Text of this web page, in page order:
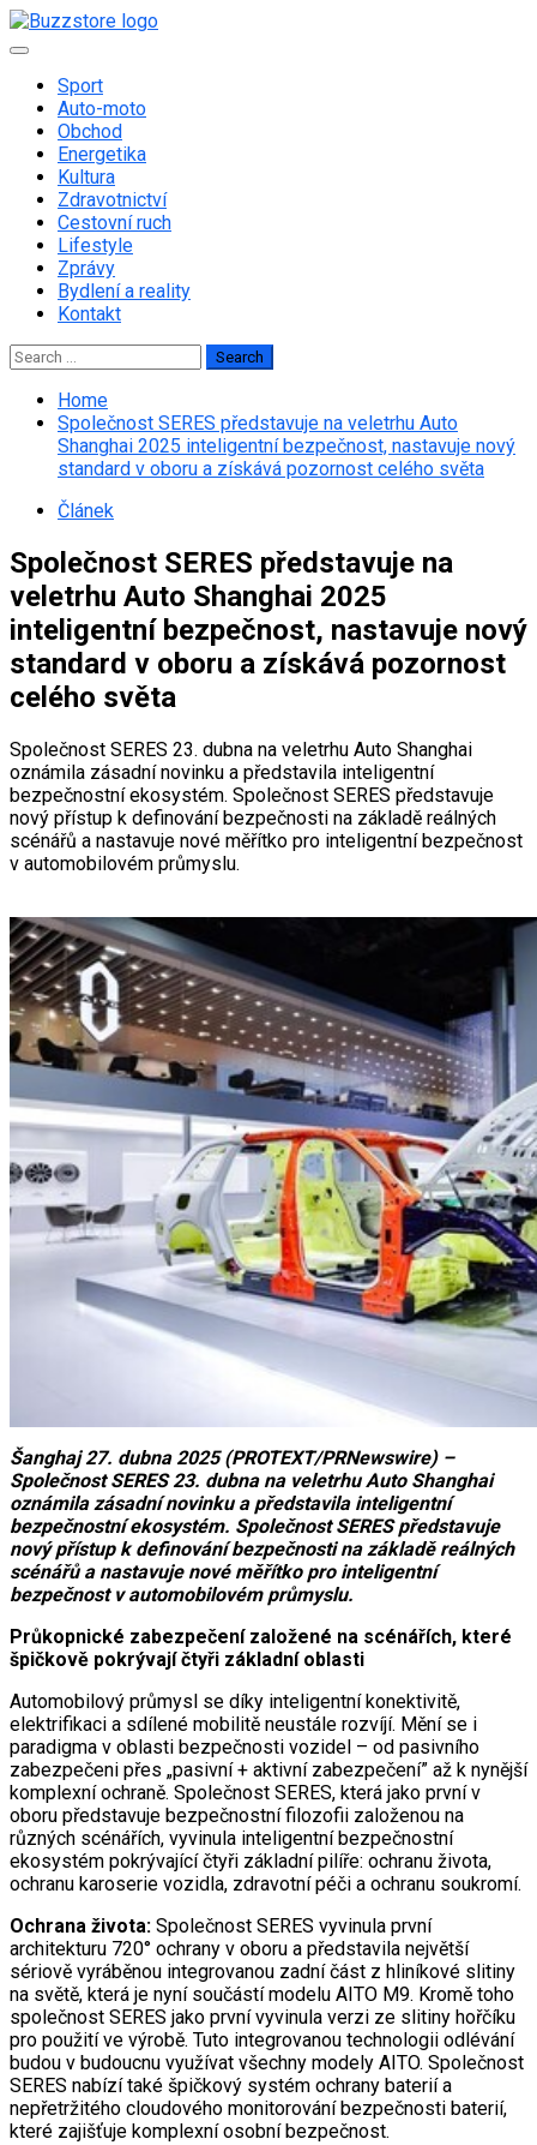
Skip
to
Primary
Sport
Auto-moto
Obchod
Energetika
Kultura
Zdravotnictví
Cestovní ruch
Lifestyle
Zprávy
Bydlení a reality
Kontakt
Search
for:
Home
Společnost SERES představuje na veletrhu Auto
Shanghai 2025 inteligentní bezpečnost, nastavuje nový
standard v oboru a získává pozornost celého světa
Článek
Společnost SERES představuje na
veletrhu Auto Shanghai 2025
inteligentní bezpečnost, nastavuje nový
standard v oboru a získává pozornost
celého světa
Společnost SERES 23. dubna na veletrhu Auto Shanghai
oznámila zásadní novinku a představila inteligentní
bezpečnostní ekosystém. Společnost SERES představuje
nový přístup k definování bezpečnosti na základě reálných
scénářů a nastavuje nové měřítko pro inteligentní bezpečnost
v automobilovém průmyslu.
Šanghaj 27. dubna 2025 (PROTEXT/PRNewswire) –
Společnost SERES 23. dubna na veletrhu Auto Shanghai
oznámila zásadní novinku a představila inteligentní
bezpečnostní ekosystém. Společnost SERES představuje
nový přístup k definování bezpečnosti na základě reálných
scénářů a nastavuje nové měřítko pro inteligentní
bezpečnost v automobilovém průmyslu.
Průkopnické zabezpečení založené na scénářích, které
špičkově pokrývají čtyři základní oblasti
Automobilový průmysl se díky inteligentní konektivitě,
elektrifikaci a sdílené mobilitě neustále rozvíjí. Mění se i
paradigma v oblasti bezpečnosti vozidel – od pasivního
zabezpečeni přes „pasivní + aktivní zabezpečení” až k nynější
komplexní ochraně. Společnost SERES, která jako první v
oboru představuje bezpečnostní filozofii založenou na
různých scénářích, vyvinula inteligentní bezpečnostní
ekosystém pokrývající čtyři základní pilíře: ochranu života,
ochranu karoserie vozidla, zdravotní péči a ochranu soukromí.
Ochrana života: Společnost SERES vyvinula první
architekturu 720° ochrany v oboru a představila největší
sériově vyráběnou integrovanou zadní část z hliníkové slitiny
na světě, která je nyní součástí modelu AITO M9. Kromě toho
společnost SERES jako první vyvinula verzi ze slitiny hořčíku
pro použití ve výrobě. Tuto integrovanou technologii odlévání
budou v budoucnu využívat všechny modely AITO. Společnost
SERES nabízí také špičkový systém ochrany baterií a
nepřetržitého cloudového monitorování bezpečnosti baterií,
které zajišťuje komplexní osobní bezpečnost.